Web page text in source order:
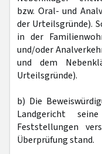
bzw. Oral- und
der Urteilsgründe).
in der
und/oder
und dem
Urteilsgründe).
b) Die
Landgericht
Feststellungen
Überprüfung stand.